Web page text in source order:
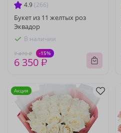
4.9 (266)
Букет из 11 желтых роз
Эквадор
В наличии
7 470 ₽ -15%
6 350 ₽
Акция